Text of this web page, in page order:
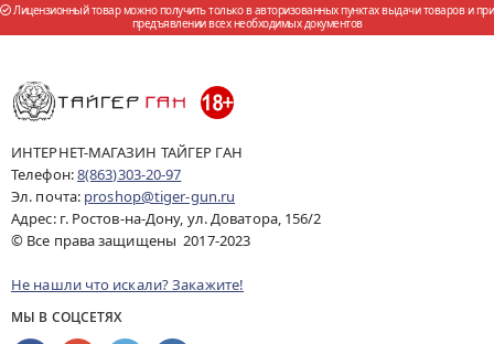
Лицензионный товар можно получить только в авторизованных пунктах выдачи товаров и при
предъявлении всех необходимых документов
ИНТЕРНЕТ-МАГАЗИН ТАЙГЕР ГАН
Телефон:8(863)303-20-97
Эл. почта: proshop@tiger-gun.ru
Адрес: г. Ростов-на-Дону, ул. Доватора, 156/2
© Все права защищены 2017-2023
Не нашли что искали? Закажите!
МЫ В СОЦСЕТЯХ